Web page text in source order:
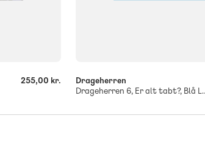
255,00 kr.
Drageherren